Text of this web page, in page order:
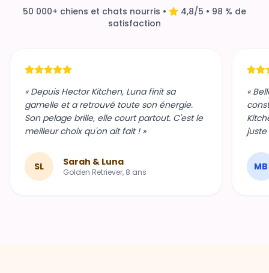
50 000+ chiens et chats nourris •
4,8/5 • 98 % de
satisfaction
« Depuis Hector Kitchen, Luna finit sa
gamelle et a retrouvé toute son énergie.
Son pelage brille, elle court partout. C'est le
meilleur choix qu'on ait fait ! »
SL Sarah & Luna
Golden Retriever, 8 ans
«
MB